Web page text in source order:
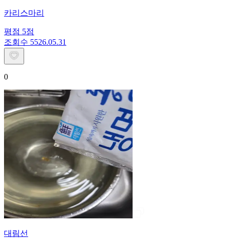
카리스마리
평점 5점
조회수 5526.05.31
0
대림선